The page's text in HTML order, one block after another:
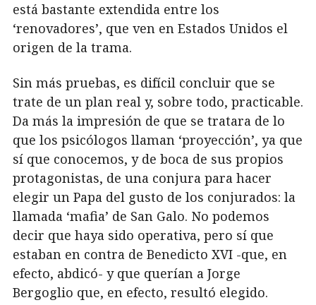
está bastante extendida entre los
‘renovadores’, que ven en Estados Unidos el
origen de la trama.
Sin más pruebas, es difícil concluir que se
trate de un plan real y, sobre todo, practicable.
Da más la impresión de que se tratara de lo
que los psicólogos llaman ‘proyección’, ya que
sí que conocemos, y de boca de sus propios
protagonistas, de una conjura para hacer
elegir un Papa del gusto de los conjurados: la
llamada ‘mafia’ de San Galo. No podemos
decir que haya sido operativa, pero sí que
estaban en contra de Benedicto XVI -que, en
efecto, abdicó- y que querían a Jorge
Bergoglio que, en efecto, resultó elegido.